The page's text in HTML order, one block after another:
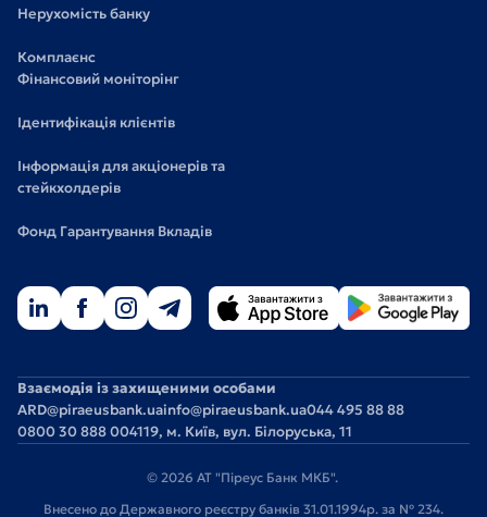
Нерухомість банку
Комплаєнс
Фінансовий моніторінг
Ідентифікація клієнтів
Інформація для акціонерів та
стейкхолдерів
Фонд Гарантування Вкладів
Взаємодія із захищеними особами
ARD@piraeusbank.uainfo@piraeusbank.ua044 495 88 88
0800 30 888 004119, м. Київ, вул. Білоруська, 11
© 2026 АТ "Піреус Банк МКБ".
Внесено до Державного реєстру банків 31.01.1994р. за № 234.